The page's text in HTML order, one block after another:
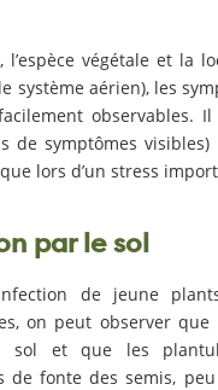
l’espèce végétale et la
système aérien), les
observables.
de symptômes
lors d’un stress
par le sol
de jeune
on peut observer
sol et que les
de fonte des semis,